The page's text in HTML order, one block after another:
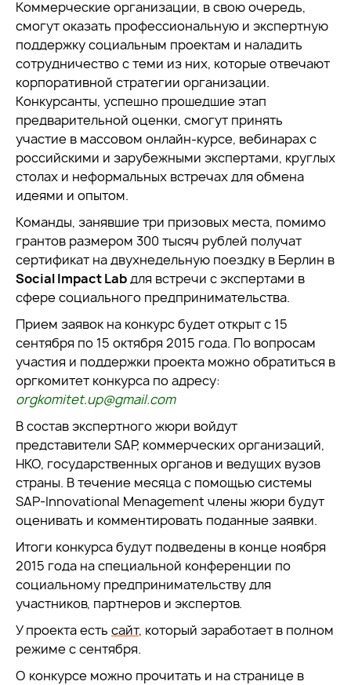
Коммерческие организации, в свою очередь,
смогут оказать профессиональную и экспертную
поддержку социальным проектам и наладить
сотрудничество с теми из них, которые отвечают
корпоративной стратегии организации.
Конкурсанты, успешно прошедшие этап
предварительной оценки, смогут принять
участие в массовом онлайн-курсе, вебинарах с
российскими и зарубежными экспертами, круглых
столах и неформальных встречах для обмена
идеями и опытом.
Команды, занявшие три призовых места, помимо
грантов размером 300 тысяч рублей получат
сертификат на двухнедельную поездку в Берлин в
Social Impact Labдля встречи с экспертами в
сфере социального предпринимательства.
Прием заявок на конкурс будет открыт с 15
сентября по 15 октября 2015 года. По вопросам
участия и поддержки проекта можно обратиться в
оргкомитет конкурса по адресу:
orgkomitet.up@gmail.com
В состав экспертного жюри войдут
представители SAP, коммерческих организаций,
НКО, государственных органов и ведущих вузов
страны. В течение месяца с помощью системы
SAP-Innovational Menagement члены жюри будут
оценивать и комментировать поданные заявки.
Итоги конкурса будут подведены в конце ноября
2015 года на специальной конференции по
социальному предпринимательству для
участников, партнеров и экспертов.
У проекта есть сайт, который заработает в полном
режиме с сентября.
О конкурсе можно прочитать и на странице в